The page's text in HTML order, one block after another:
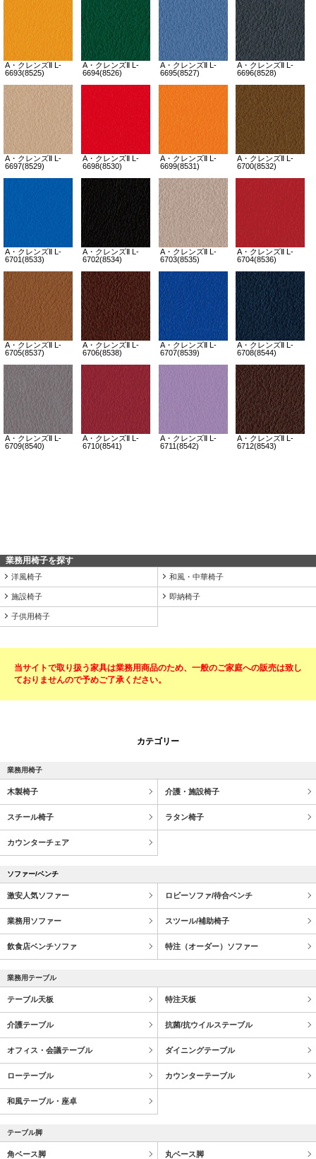
業務用椅子を探す
洋風椅子 和風・中華椅子
施設椅子 即納椅子
子供用椅子
当サイトで取り扱う家具は業務用商品のため、一般のご家庭への販売は致し
ておりませんので予めご了承ください。
カテゴリー
業務用椅子
木製椅子 介護・施設椅子
スチール椅子 ラタン椅子
カウンターチェア
ソファー/ベンチ
激安人気ソファー ロビーソファ/待合ベンチ
業務用ソファー スツール/補助椅子
飲食店ベンチソファ 特注（オーダー）ソファー
業務用テーブル
テーブル天板 特注天板
介護テーブル 抗菌/抗ウイルステーブル
オフィス・会議テーブル ダイニングテーブル
ローテーブル カウンターテーブル
和風テーブル・座卓
テーブル脚
角ベース脚 丸ベース脚